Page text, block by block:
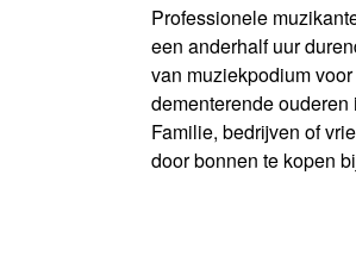
Professionele
een anderhalf uur
van muziekpodium
dementerende ouderen
Familie, bedrijven of
door bonnen te kopen